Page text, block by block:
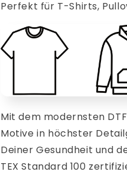
Perfekt für T-Shirts,
Mit dem modernsten
Motive in höchster
Deiner Gesundheit und
TEX Standard 100